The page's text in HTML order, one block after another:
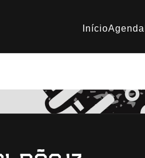
InícioAgenda